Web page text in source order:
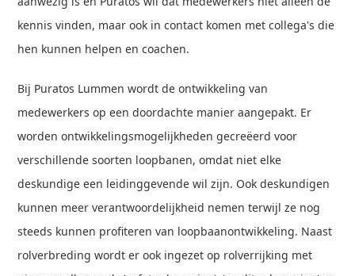
kennis vinden, maar ook in contact komen met collega's die
hen kunnen helpen en coachen.
Bij Puratos Lummen wordt de ontwikkeling van
medewerkers op een doordachte manier aangepakt. Er
worden ontwikkelingsmogelijkheden gecreëerd voor
verschillende soorten loopbanen, omdat niet elke
deskundige een leidinggevende wil zijn. Ook deskundigen
kunnen meer verantwoordelijkheid nemen terwijl ze nog
steeds kunnen profiteren van loopbaanontwikkeling. Naast
rolverbreding wordt er ook ingezet op rolverrijking met